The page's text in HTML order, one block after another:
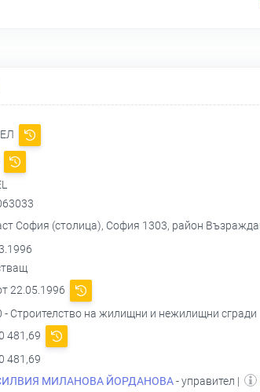
София (столица), София 1303, район
22.05.1996
- Строителство на жилищни и нежилищни сгради
481,69
481,69
МИЛАНОВА ЙОРДАНОВА- управител |